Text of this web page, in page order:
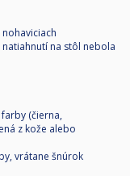
na stôl nebola
(čierna,
z kože alebo
vrátane šnúrok